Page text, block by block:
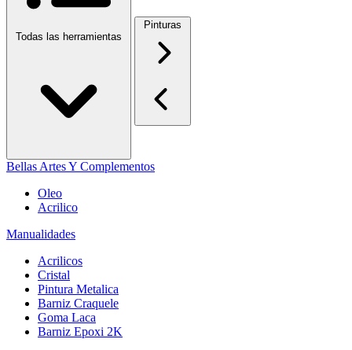
Todas las herramientas
Pinturas
Bellas Artes Y Complementos
Oleo
Acrilico
Manualidades
Acrilicos
Cristal
Pintura Metalica
Barniz Craquele
Goma Laca
Barniz Epoxi 2K